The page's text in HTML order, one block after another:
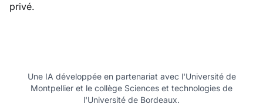
privé.
Une IA développée en partenariat avec l'Université de
Montpellier et le collège Sciences et technologies de
l'Université de Bordeaux.